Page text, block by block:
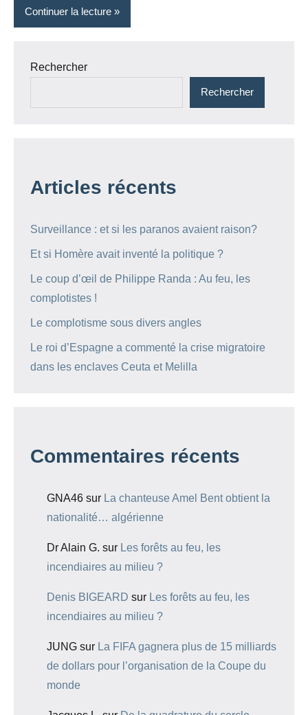
Continuer la lecture
Rechercher
Rechercher
Articles récents
Surveillance : et si les paranos avaient raison?
Et si Homère avait inventé la politique ?
Le coup d’œil de Philippe Randa : Au feu, les
complotistes !
Le complotisme sous divers angles
Le roi d’Espagne a commenté la crise migratoire
dans les enclaves Ceuta et Melilla
Commentaires récents
GNA46 sur La chanteuse Amel Bent obtient la
nationalité… algérienne
Dr Alain G. sur Les forêts au feu, les
incendiaires au milieu ?
Denis BIGEARD sur Les forêts au feu, les
incendiaires au milieu ?
JUNG sur La FIFA gagnera plus de 15 milliards
de dollars pour l’organisation de la Coupe du
monde